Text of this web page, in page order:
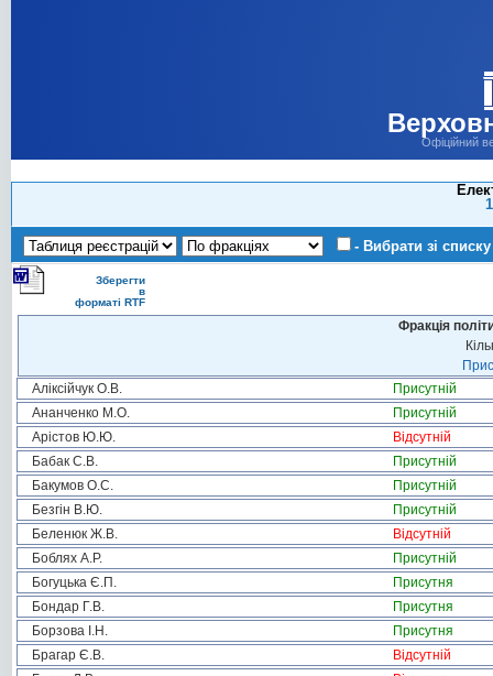
Офіційний
- Вибрати зі списку
Зберегти
в
форматі RTF
Фракція
Аліксійчук О.В.
Присутній
Ананченко М.О.
Присутній
Арістов Ю.Ю.
Відсутній
Бабак С.В.
Присутній
Бакумов О.С.
Присутній
Безгін В.Ю.
Присутній
Беленюк Ж.В.
Відсутній
Боблях А.Р.
Присутній
Богуцька Є.П.
Присутня
Бондар Г.В.
Присутня
Борзова І.Н.
Присутня
Брагар Є.В.
Відсутній